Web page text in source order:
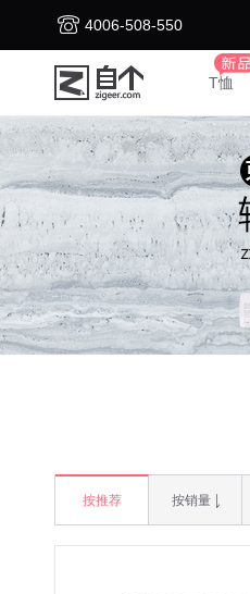
4006-508-550
T恤
按推荐 按销量